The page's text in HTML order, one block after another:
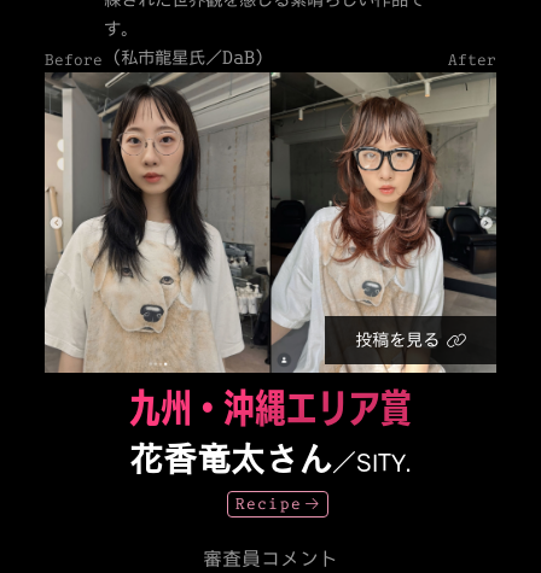
す。
（私市龍星氏／DaB）
Before After
投稿を見る
九州・沖縄エリア賞
花香竜太さん／SITY.
Recipe
審査員コメント